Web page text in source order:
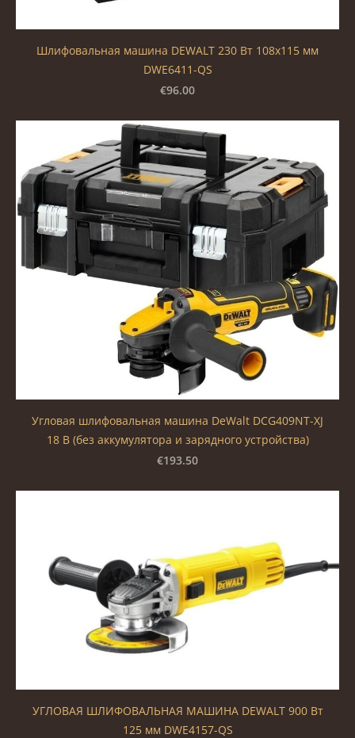
Шлифовальная машина DEWALT 230 Вт 108x115 мм
DWE6411-QS
€96.00
Угловая шлифовальная машина DeWalt DCG409NT-XJ
18 В (без аккумулятора и зарядного устройства)
€193.50
УГЛОВАЯ ШЛИФОВАЛЬНАЯ МАШИНА DEWALT 900 Вт
125 мм DWE4157-QS